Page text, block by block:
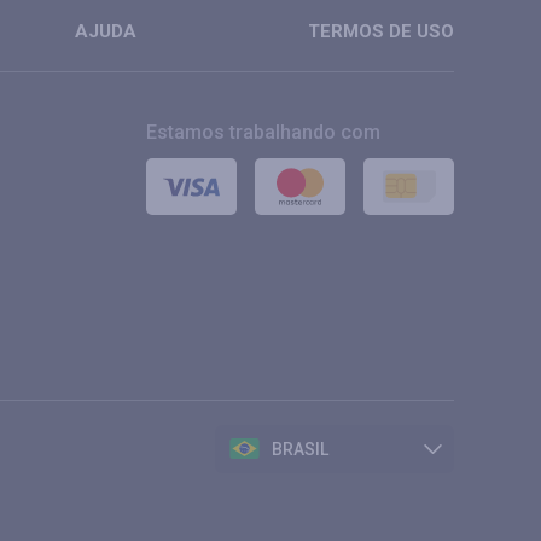
AJUDA TERMOS DE USO
Estamos trabalhando com
BRASIL